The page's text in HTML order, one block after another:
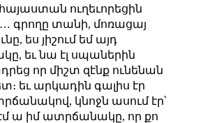
ուղեւորեցին
գրողը տանի, մոռացայ
ես յիշում եմ այդ
եւ նա էլ սպաներին
որ միշտ զէնք ունենան
եւ արկադին գալիս էր
կնոջն ասում էր՝
ա իմ ատրճանակը, որ քո